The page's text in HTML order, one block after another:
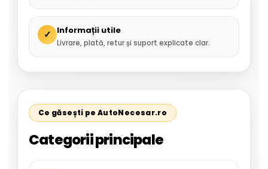
✓ Informații utile
Livrare, plată, retur și suport explicate clar.
Ce găsești pe AutoNecesar.ro
Categorii principale